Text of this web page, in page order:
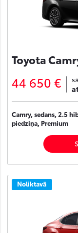
Toyota
44 650 €
Camry, sedans, 2.5
piedziņa, Premium
Noliktavā